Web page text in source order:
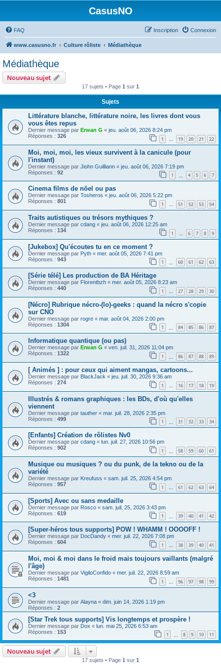
CasusNO
FAQ Connexion
Inscription
www.casusno.fr Culture rôliste Médiathèque
Médiathèque
Nouveau sujet
17 sujets • Page 1 sur 1
Sujets
Littérature blanche, littérature noire, les livres dont vous
vous êtes repus
Dernier message par Erwan G « jeu. août 06, 2026 8:24 pm
Réponses : 326 1 … 19 20 21 22
Moi, moi, moi, les vieux survivent à la canicule (pour
l'instant)
Dernier message par Jiohn Guilliann « jeu. août 06, 2026 7:19 pm
Réponses : 92 1 4 5 6 7
Cinema films de nöel ou pas
Dernier message par Tosheros « jeu. août 06, 2026 5:22 pm
Réponses : 801 1 … 51 52 53 54
Traits autistiques ou trésors mythiques ?
Dernier message par cdang « jeu. août 06, 2026 12:25 am
Réponses : 134 1 … 6 7 8 9
[Jukebox] Qu'écoutes tu en ce moment ?
Dernier message par Pyth « mer. août 05, 2026 7:41 pm
Réponses : 943 1 60 61 62 63
[Série télé] Les production de BA Héritage
Dernier message par Florentbzh « mer. août 05, 2026 8:23 am
Réponses : 440 1 … 27 28 29 30
[Nécro] Rubrique nécro-(lo)-geeks : quand la nécro s'copie
sur CNO
Dernier message par rogre « mar. août 04, 2026 2:00 pm
Réponses : 1304 1 84 85 86 87
Informatique quantique (ou pas)
Dernier message par Erwan G « ven. juil. 31, 2026 11:04 pm
Réponses : 1322 1 86 87 88 89
[ Animés ] : pour ceux qui aiment mangas, cartoons...
Dernier message par BlackJack « jeu. juil. 30, 2026 9:36 am
Réponses : 274 1 … 16 17 18 19
Illustrés & romans graphiques : les BDs, d'où qu'elles
viennent
Dernier message par tauther « mar. juil. 28, 2026 2:35 pm
Réponses : 499 1 31 32 33 34
[Enfants] Création de rôlistes Nv0
Dernier message par cdang « lun. juil. 27, 2026 10:56 pm
Réponses : 902 1 58 59 60 61
Musique ou musiques ? ou du punk, de la tekno ou de la
variété
Dernier message par Kreufuss « sam. juil. 25, 2026 4:54 pm
Réponses : 957 1 … 61 62 63 64
[Sports] Avec ou sans medaille
Dernier message par Rosco « sam. juil. 25, 2026 3:43 pm
Réponses : 619 1 39 40 41 42
[Super-héros tous supports] POW ! WHAMM ! OOOOFF !
Dernier message par DocDandy « mer. juil. 22, 2026 7:08 pm
Réponses : 604 1 … 38 39 40 41
Moi, moi & moi dans le froid mais toujours vaillants (malgré
l'âge)
Dernier message par VigiloConfido « mer. juil. 22, 2026 8:59 am
Réponses : 1481 1 … 96 97 98 99
<3
Dernier message par Alayna « dim. juin 14, 2026 1:19 pm
Réponses : 2
[Star Trek tous supports] Vis longtemps et prospère !
Dernier message par Dox « lun. mai 25, 2026 6:53 am
Réponses : 153 1 8 9 10 11
Nouveau sujet
17 sujets • Page 1 sur 1